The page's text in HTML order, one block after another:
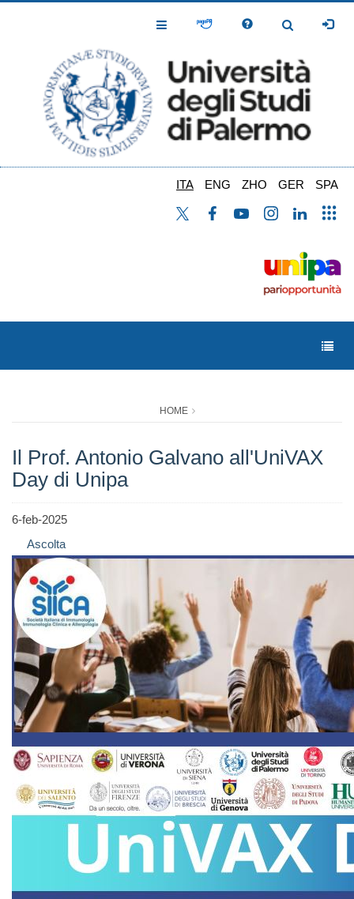
Toggle
Toggle
ITA ENG ZHO GER SPA
HOME
Il Prof. Antonio Galvano all'UniVAX
Day di Unipa
6-feb-2025
Ascolta